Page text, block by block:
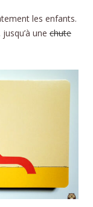
les enfants.
une chute